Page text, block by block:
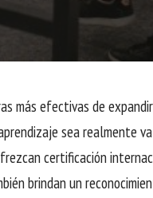
más efectivas de
sea realmente
certificación
brindan un